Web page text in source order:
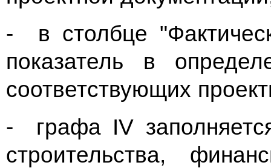
- в столбце
показатель в
соответствующих
- графа IV
строительства,